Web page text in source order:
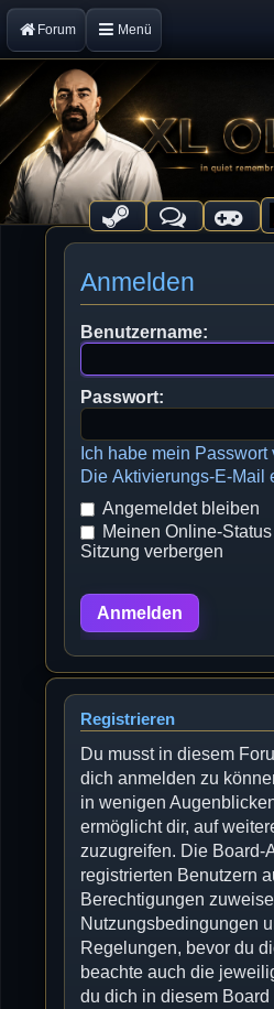
Forum Menü
Anmelden
Benutzername:
Passwort:
Ich habe mein Passwort
Die Aktivierungs-E-Mail
Angemeldet bleiben
Meinen Online-
Sitzung verbergen
Registrieren
Du musst in diesem
dich anmelden zu
in wenigen
ermöglicht dir, auf
zuzugreifen. Die Board-
registrierten Benutzern
Berechtigungen
Nutzungsbedingungen
Regelungen, bevor du
beachte auch die
du dich in diesem Board